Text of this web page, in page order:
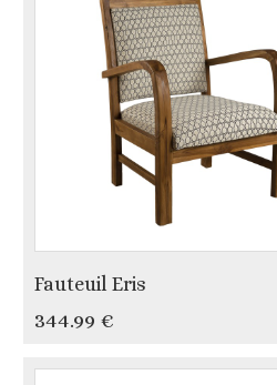
Fauteuil Eris
344.99 €